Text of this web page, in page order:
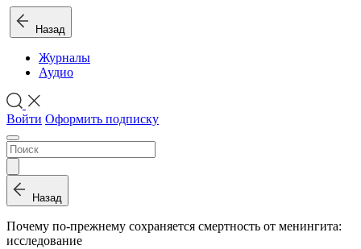
Назад
Журналы
Аудио
Войти Оформить подписку
Назад
Почему по-прежнему сохраняется смертность от менингита:
исследование